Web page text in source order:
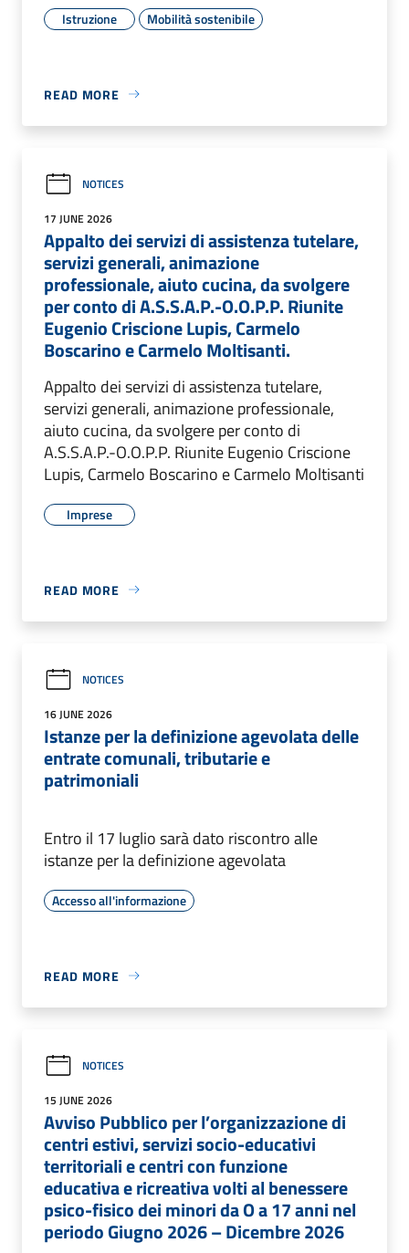
Istruzione Mobilità sostenibile
READ MORE
NOTICES
17 JUNE 2026
Appalto dei servizi di assistenza tutelare,
servizi generali, animazione
professionale, aiuto cucina, da svolgere
per conto di A.S.S.A.P.-O.O.P.P. Riunite
Eugenio Criscione Lupis, Carmelo
Boscarino e Carmelo Moltisanti.
Appalto dei servizi di assistenza tutelare,
servizi generali, animazione professionale,
aiuto cucina, da svolgere per conto di
A.S.S.A.P.-O.O.P.P. Riunite Eugenio Criscione
Lupis, Carmelo Boscarino e Carmelo Moltisanti
Imprese
READ MORE
NOTICES
16 JUNE 2026
Istanze per la definizione agevolata delle
entrate comunali, tributarie e
patrimoniali
Entro il 17 luglio sarà dato riscontro alle
istanze per la definizione agevolata
Accesso all'informazione
READ MORE
NOTICES
15 JUNE 2026
Avviso Pubblico per l’organizzazione di
centri estivi, servizi socio-educativi
territoriali e centri con funzione
educativa e ricreativa volti al benessere
psico-fisico dei minori da O a 17 anni nel
periodo Giugno 2026 – Dicembre 2026